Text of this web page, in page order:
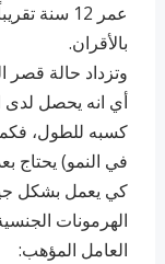
عمر 12 سنة
بالأقران.
وتزداد حالة قصر
أي انه يحصل لدى
كسبه للطول،
كي يعمل بشكل
الهرمونات
العامل المؤهب: